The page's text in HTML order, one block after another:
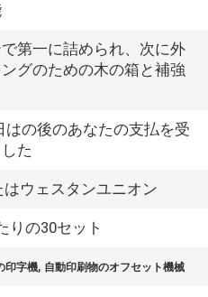
第一に詰められ、次に外
グのための木の箱と補強
はの後のあなたの支払を受
た
ウェスタンユニオン
りの30セット
印字機, 自動印刷物のオフセット機械